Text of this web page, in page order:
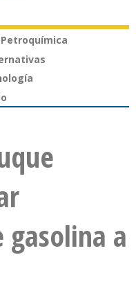
Petroquímica
a